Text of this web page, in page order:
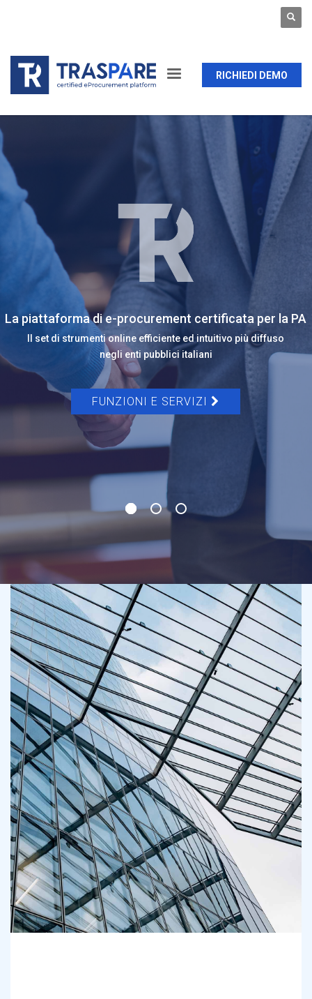
RICHIEDI DEMO
La piattaforma di e-procurement certificata per la PA
Il set di strumenti online efficiente ed intuitivo più diffuso
negli enti pubblici italiani
FUNZIONI E SERVIZI